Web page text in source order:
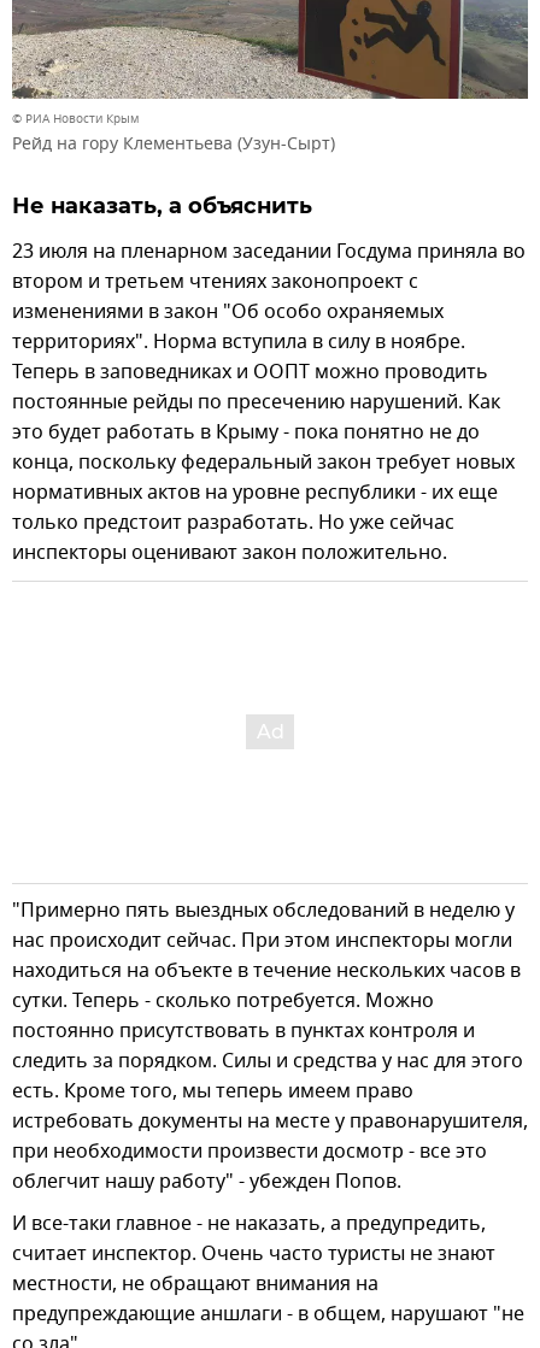
© РИА Новости Крым
Рейд на гору Клементьева (Узун-Сырт)
Не наказать, а объяснить
23 июля на пленарном заседании Госдума приняла во
втором и третьем чтениях законопроект с
изменениями в закон "Об особо охраняемых
территориях". Норма вступила в силу в ноябре.
Теперь в заповедниках и ООПТ можно проводить
постоянные рейды по пресечению нарушений. Как
это будет работать в Крыму - пока понятно не до
конца, поскольку федеральный закон требует новых
нормативных актов на уровне республики - их еще
только предстоит разработать. Но уже сейчас
инспекторы оценивают закон положительно.
"Примерно пять выездных обследований в неделю у
нас происходит сейчас. При этом инспекторы могли
находиться на объекте в течение нескольких часов в
сутки. Теперь - сколько потребуется. Можно
постоянно присутствовать в пунктах контроля и
следить за порядком. Силы и средства у нас для этого
есть. Кроме того, мы теперь имеем право
истребовать документы на месте у правонарушителя,
при необходимости произвести досмотр - все это
облегчит нашу работу" - убежден Попов.
И все-таки главное - не наказать, а предупредить,
считает инспектор. Очень часто туристы не знают
местности, не обращают внимания на
предупреждающие аншлаги - в общем, нарушают "не